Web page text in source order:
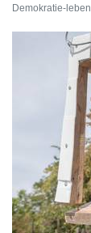
Demokratie-